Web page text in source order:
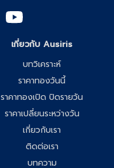
เกี่ยวกับ Ausiris
บทวิเคราะห์
ราคาทองวันนี้
ราคาทองเปิด ปิดรายวัน
ราคาเปลี่ยนระหว่างวัน
เกี่ยวกับเรา
ติดต่อเรา
บทความ